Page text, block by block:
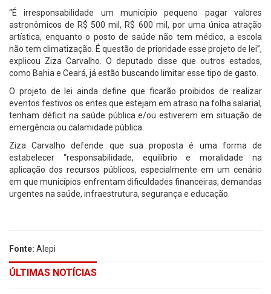
“É irresponsabilidade um município pequeno pagar valores
astronômicos de R$ 500 mil, R$ 600 mil, por uma única atração
artística, enquanto o posto de saúde não tem médico, a escola
não tem climatização. É questão de prioridade esse projeto de lei”,
explicou Ziza Carvalho. O deputado disse que outros estados,
como Bahia e Ceará, já estão buscando limitar esse tipo de gasto.
O projeto de lei ainda define que ficarão proibidos de realizar
eventos festivos os entes que estejam em atraso na folha salarial,
tenham déficit na saúde pública e/ou estiverem em situação de
emergência ou calamidade pública.
Ziza Carvalho defende que sua proposta é uma forma de
estabelecer “responsabilidade, equilíbrio e moralidade na
aplicação dos recursos públicos, especialmente em um cenário
em que municípios enfrentam dificuldades financeiras, demandas
urgentes na saúde, infraestrutura, segurança e educação.
Fonte: Alepi
ÚLTIMAS NOTÍCIAS